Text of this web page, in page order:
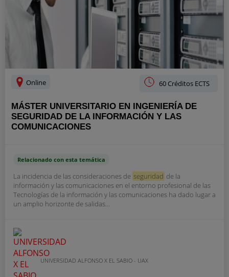
Online 60 Créditos ECTS
MÁSTER UNIVERSITARIO EN INGENIERÍA DE
SEGURIDAD DE LA INFORMACIÓN Y LAS
COMUNICACIONES
Relacionado con esta temática
La incidencia de las consideraciones de seguridad de la
información y las comunicaciones en el entorno profesional de las
Tecnologías de la información y las comunicaciones ha dado lugar a
un amplio horizonte de salidas...
UNIVERSIDAD ALFONSO X EL SABIO - UAX